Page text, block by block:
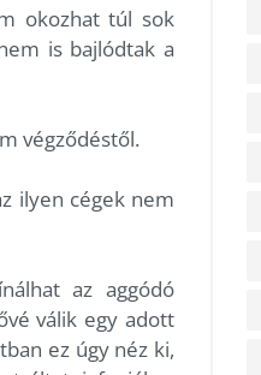
okozhat túl sok
is bajlódtak a
végződéstől.
ilyen cégek nem
az aggódó
válik egy adott
ez úgy néz ki,